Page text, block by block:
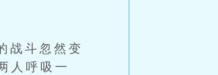
斗忽然变
人呼吸一